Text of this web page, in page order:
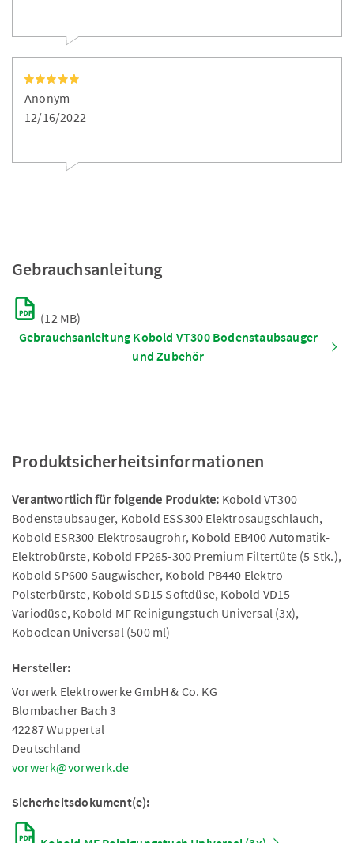
Anonym
12/16/2022
Gebrauchsanleitung
(12 MB)
Gebrauchsanleitung Kobold VT300 Bodenstaubsauger
und Zubehör
Produktsicherheitsinformationen
Verantwortlich für folgende Produkte: Kobold VT300
Bodenstaubsauger, Kobold ESS300 Elektrosaugschlauch,
Kobold ESR300 Elektrosaugrohr, Kobold EB400 Automatik-
Elektrobürste, Kobold FP265-300 Premium Filtertüte (5 Stk.),
Kobold SP600 Saugwischer, Kobold PB440 Elektro-
Polsterbürste, Kobold SD15 Softdüse, Kobold VD15
Variodüse, Kobold MF Reinigungstuch Universal (3x),
Koboclean Universal (500 ml)
Hersteller:
Vorwerk Elektrowerke GmbH & Co. KG
Blombacher Bach 3
42287 Wuppertal
Deutschland
vorwerk@vorwerk.de
Sicherheitsdokument(e):